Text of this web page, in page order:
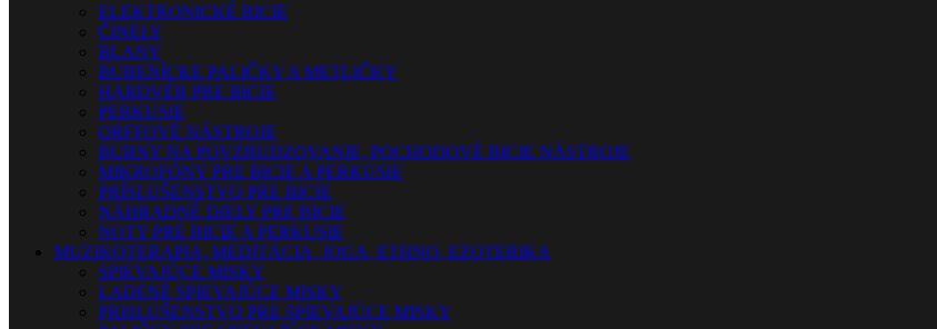
ELEKTRONICKÉ BICIE
ČINELY
BLANY
BUBENÍCKE PALIČKY A METLIČKY
HARDVÉR PRE BICIE
PERKUSIE
ORFFOVÉ NÁSTROJE
BUBNY NA POVZBUDZOVANIE, POCHODOVÉ BICIE NÁSTROJE
MIKROFÓNY PRE BICIE A PERKUSIE
PRÍSLUŠENSTVO PRE BICIE
NÁHRADNÉ DIELY PRE BICIE
NOTY PRE BICIE A PERKUSIE
MUZIKOTERAPIA, MEDITÁCIA, JOGA, ETHNO, EZOTERIKA
SPIEVAJÚCE MISKY
LADENÉ SPIEVAJÚCE MISKY
PRISLUŠENSTVO PRE SPIEVAJÚCE MISKY